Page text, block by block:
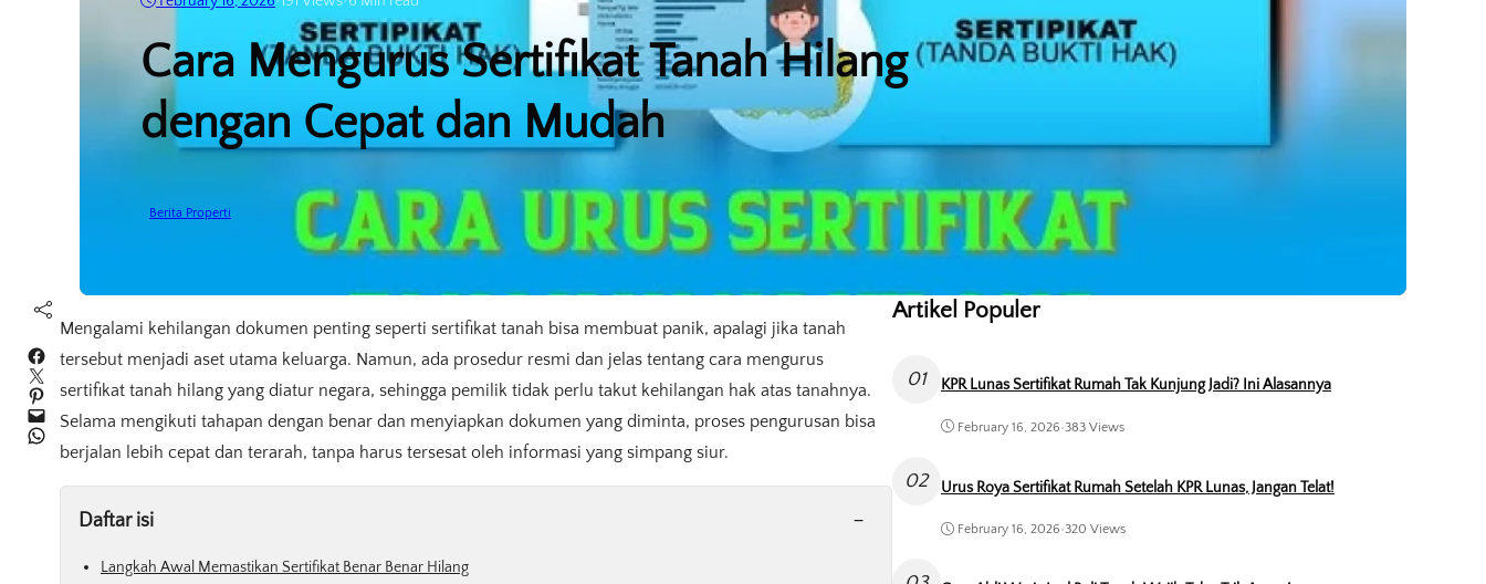
Cara Mengurus Sertifikat Tanah Hilang
dengan Cepat dan Mudah
Berita Properti
Facebook
Twitter
Pinterest
Mail
WhatsApp
Mengalami kehilangan dokumen penting seperti sertifikat tanah bisa membuat panik, apalagi jika tanah
tersebut menjadi aset utama keluarga. Namun, ada prosedur resmi dan jelas tentang cara mengurus
sertifikat tanah hilang yang diatur negara, sehingga pemilik tidak perlu takut kehilangan hak atas tanahnya.
Selama mengikuti tahapan dengan benar dan menyiapkan dokumen yang diminta, proses pengurusan bisa
berjalan lebih cepat dan terarah, tanpa harus tersesat oleh informasi yang simpang siur.
Daftar isi -
Langkah Awal Memastikan Sertifikat Benar Benar Hilang
Artikel Populer
01 KPR Lunas Sertifikat Rumah Tak Kunjung Jadi? Ini Alasannya
February 16, 2026•383 Views
02 Urus Roya Sertifikat Rumah Setelah KPR Lunas, Jangan Telat!
February 16, 2026•320 Views